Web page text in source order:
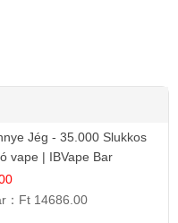
Jég - 35.000 Slukkos
vape | IBVape Bar
Íz
Ft 14686.00